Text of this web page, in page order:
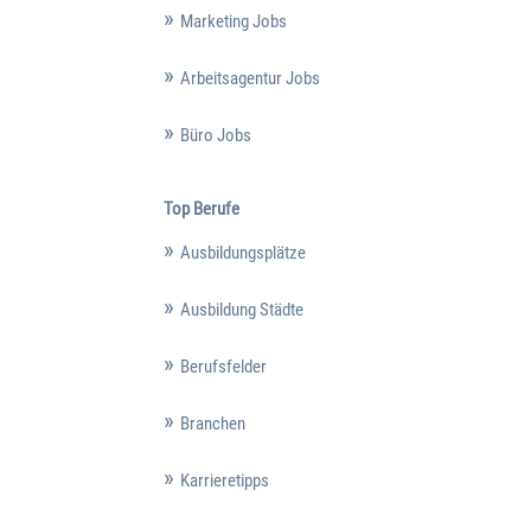
Marketing Jobs
Arbeitsagentur Jobs
Büro Jobs
Top Berufe
Ausbildungsplätze
Ausbildung Städte
Berufsfelder
Branchen
Karrieretipps